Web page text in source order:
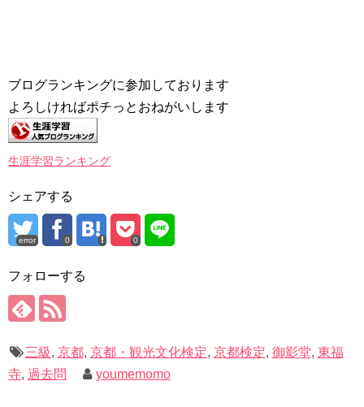
ブログランキングに参加しております
よろしければポチっとおねがいします
生涯学習ランキング
シェアする
error 0 0
フォローする
三級, 京都, 京都・観光文化検定, 京都検定, 御影堂, 東福
寺, 過去問 youmemomo